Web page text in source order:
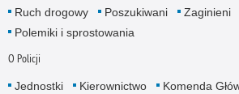
Ruch drogowy
Poszukiwani Zaginieni
Polemiki i sprostowania
O Policji
Jednostki Kierownictwo
Komenda